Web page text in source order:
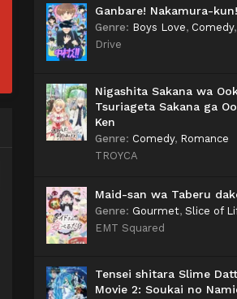
Ganbare! Nakamura-
Genre: Boys Love, Comedy,
Drive
Nigashita Sakana wa
Tsuriageta Sakana ga
Ken
Genre: Comedy, Romance
TROYCA
Maid-san wa Taberu
Genre: Gourmet, Slice of
EMT Squared
Tensei shitara Slime
Movie 2: Soukai no